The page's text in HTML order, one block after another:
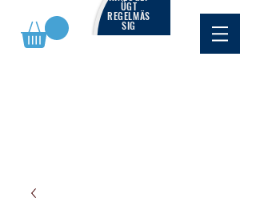
ÜGT
REGELMÄS
SIG